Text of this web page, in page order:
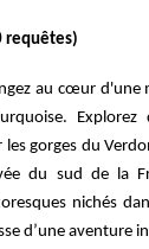
requêtes)
au cœur
gorges du
du sud de la
nichés
d’une aventure